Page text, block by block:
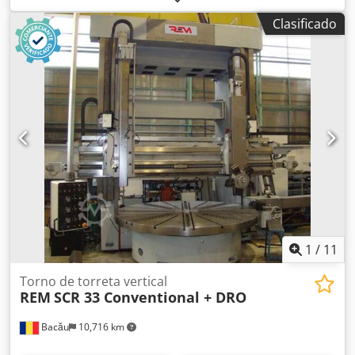
2300 mm Credjiyzahepfx Ai Sof Peso de la pieza 18 000 kg
Peso de la máquina: aproximadamente 40 toneladasClasificado
1 / 11
Bacău 10,716 km
Torno de torreta vertical
REM SCR 33 Conventional + DRO